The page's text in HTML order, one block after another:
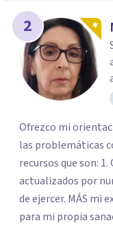
2
Ofrezco mi
las problemáticas
recursos que son: 1. Conocimientos adquiridos y
actualizados por
de ejercer. MÁS mi
para mi propia